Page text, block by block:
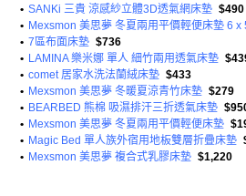
• SANKi 三貴 涼感紗立體3D透氣網床墊 $490
• Mexsmon 美思夢 冬夏兩用平價輕便床墊 6 x
• 7區布面床墊 $736
• LAMINA 樂米娜 單人 細竹兩用透氣床墊
• comet 居家水洗法蘭絨床墊 $433
• Mexsmon 美思夢 冬暖夏涼青竹床墊 $279
• BEARBED 熊棉 吸濕排汗三折透氣床墊
• Mexsmon 美思夢 冬夏兩用平價輕便床墊
• Magic Bed 單人族外宿用地板雙層折疊床墊
• Mexsmon 美思夢 複合式乳膠床墊 $1,220